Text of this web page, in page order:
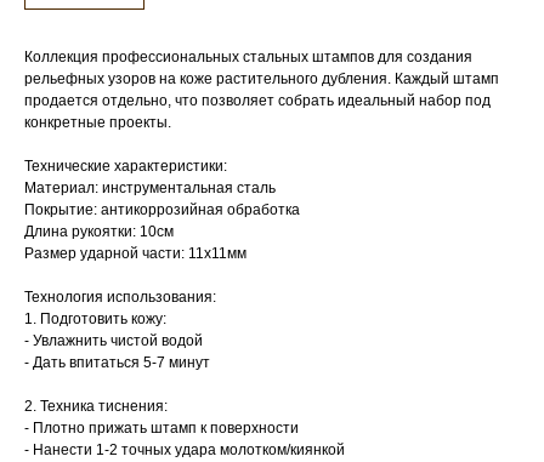
Коллекция профессиональных стальных штампов для создания
рельефных узоров на коже растительного дубления. Каждый штамп
продается отдельно, что позволяет собрать идеальный набор под
конкретные проекты.
Технические характеристики:
Материал: инструментальная сталь
Покрытие: антикоррозийная обработка
Длина рукоятки: 10см
Размер ударной части: 11х11мм
Технология использования:
1. Подготовить кожу:
- Увлажнить чистой водой
- Дать впитаться 5-7 минут
2. Техника тиснения:
- Плотно прижать штамп к поверхности
- Нанести 1-2 точных удара молотком/киянкой